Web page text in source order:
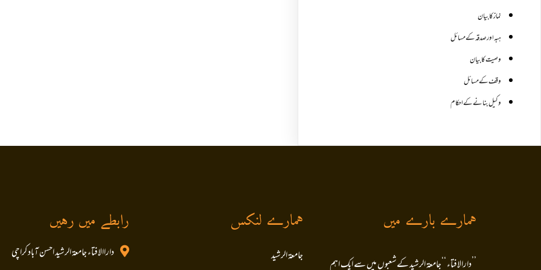
نماز کا بیان
ہبہ اور صدقہ کے مسائل
وصیت کا بیان
وقف کے مسائل
وکیل بنانے کے احکام
ہمارے بارے میں
’’دارالافتاء ‘‘جامعۃ الرشید کےشعبوں میں سے ایک اہم
ہمارے لنکس
جامعۃ الرشید
رابطے میں رہیں
داراالافتاء جامعۃ الرشید احسن آباد کراچی